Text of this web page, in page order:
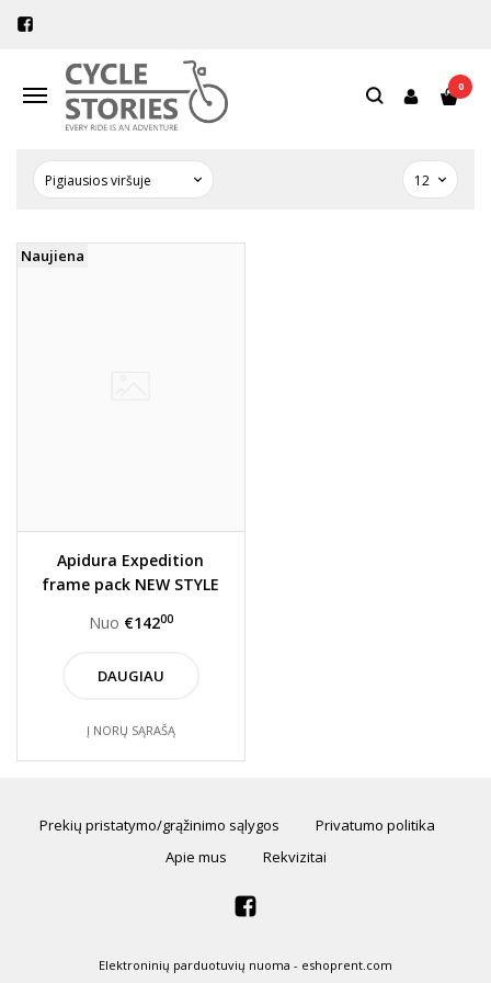
Navigacija
0
PREKIŲ PAIEŠKA - HYPALON
STRAPS
Pagrindinis Prekių paieška
Naujiena
Apidura Expedition
frame pack NEW STYLE
Nuo €14200
DAUGIAU
Į NORŲ SĄRAŠĄ
Prekių pristatymo/grąžinimo sąlygos
Privatumo politika
Apie mus
Rekvizitai
Elektroninių parduotuvių nuoma - eshoprent.com